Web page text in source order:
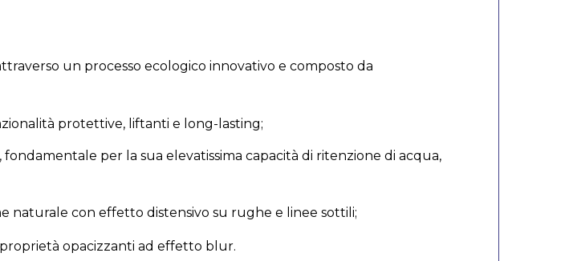
un processo ecologico innovativo e composto da
protettive, liftanti e long-lasting;
per la sua elevatissima capacità di ritenzione di acqua,
naturale con effetto distensivo su rughe e linee sottili;
opacizzanti ad effetto blur.